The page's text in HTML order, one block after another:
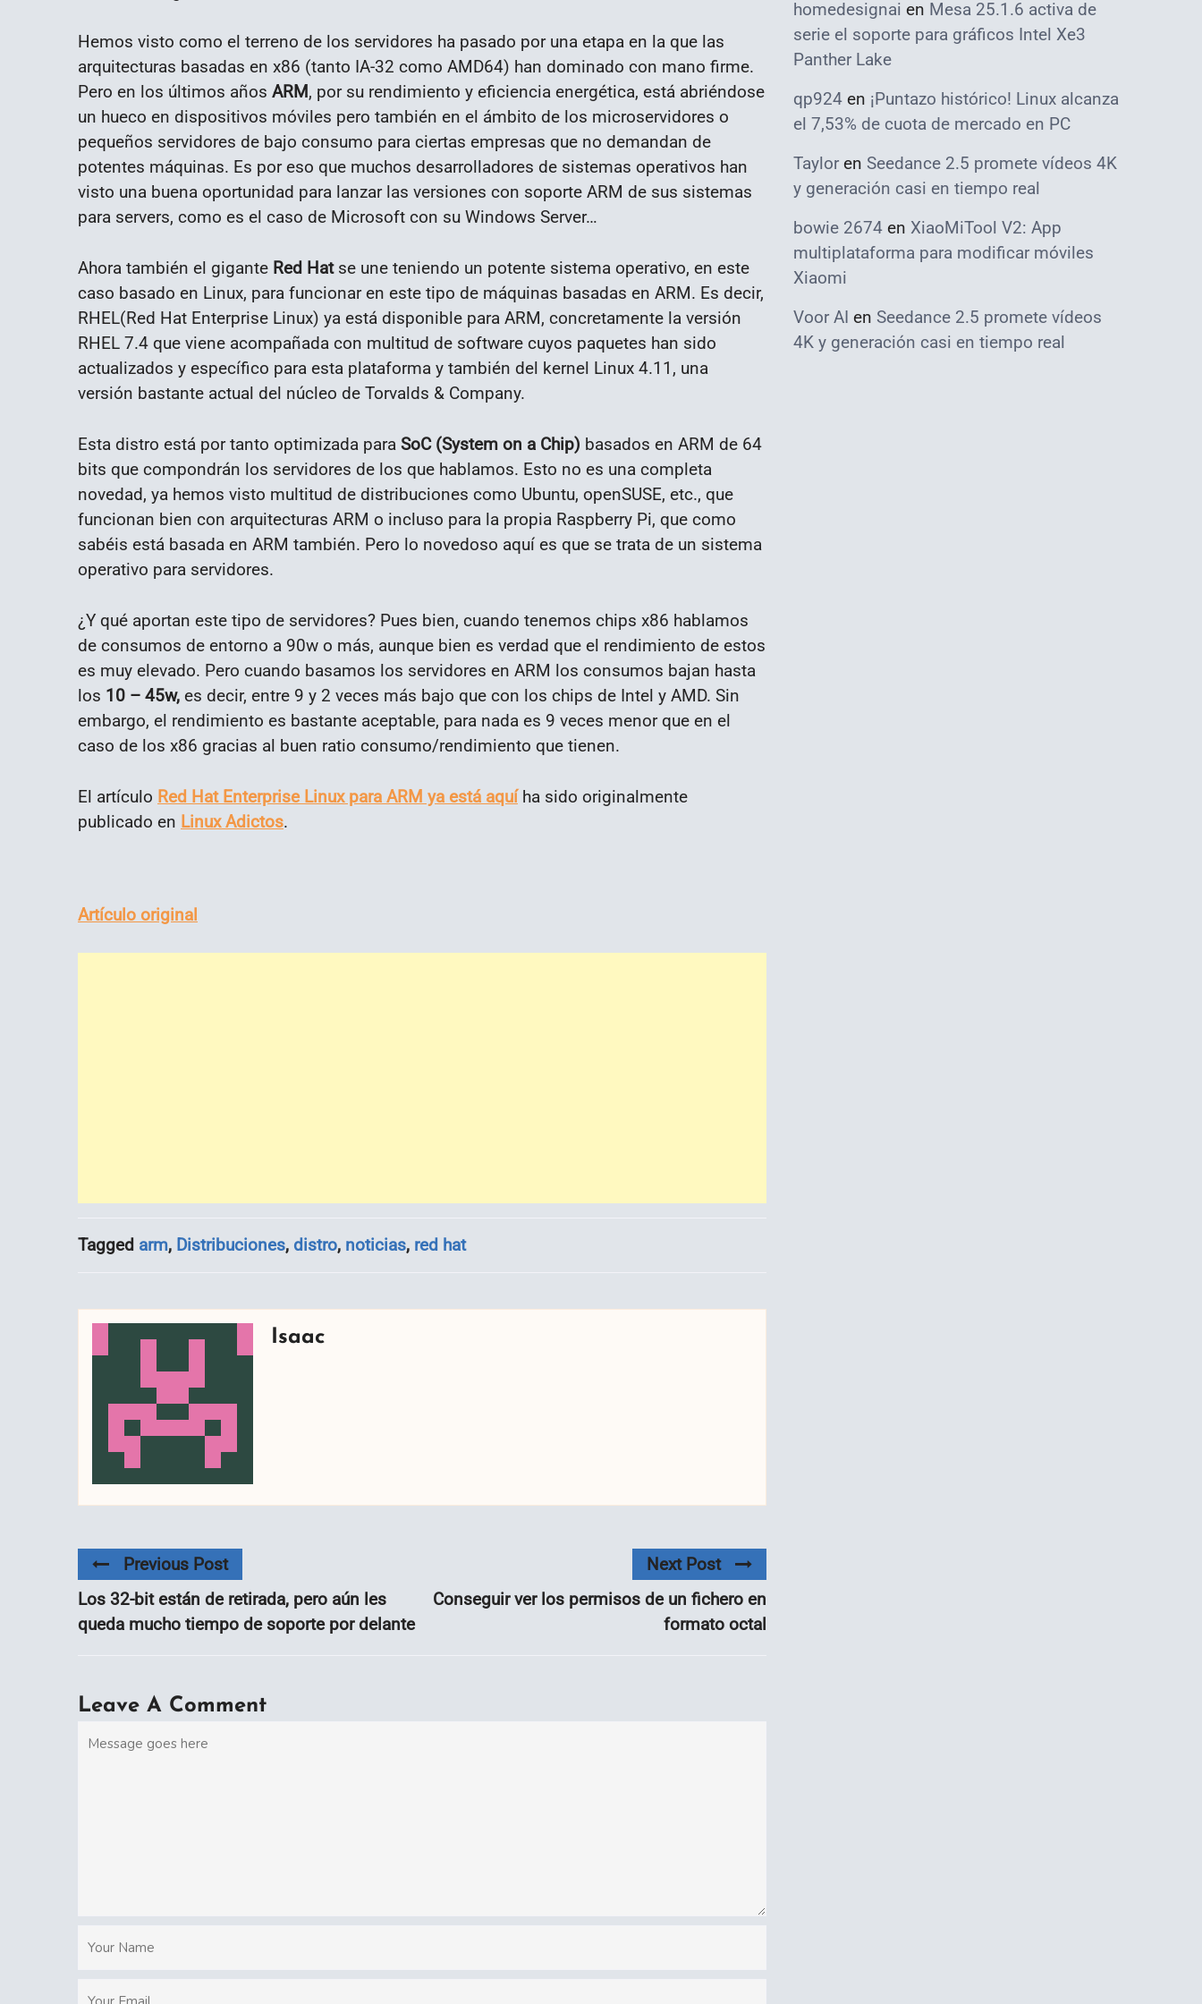
Hemos visto como el terreno de los servidores ha pasado por una etapa en la que las
arquitecturas basadas en x86 (tanto IA-32 como AMD64) han dominado con mano firme.
Pero en los últimos años ARM, por su rendimiento y eficiencia energética, está abriéndose
un hueco en dispositivos móviles pero también en el ámbito de los microservidores o
pequeños servidores de bajo consumo para ciertas empresas que no demandan de
potentes máquinas. Es por eso que muchos desarrolladores de sistemas operativos han
visto una buena oportunidad para lanzar las versiones con soporte ARM de sus sistemas
para servers, como es el caso de Microsoft con su Windows Server…
Ahora también el gigante Red Hatse une teniendo un potente sistema operativo, en este
caso basado en Linux, para funcionar en este tipo de máquinas basadas en ARM. Es decir,
RHEL(Red Hat Enterprise Linux) ya está disponible para ARM, concretamente la versión
RHEL 7.4 que viene acompañada con multitud de software cuyos paquetes han sido
actualizados y específico para esta plataforma y también del kernel Linux 4.11, una
versión bastante actual del núcleo de Torvalds & Company.
Esta distro está por tanto optimizada para SoC (System on a Chip) basados en ARM de 64
bits que compondrán los servidores de los que hablamos. Esto no es una completa
novedad, ya hemos visto multitud de distribuciones como Ubuntu, openSUSE, etc., que
funcionan bien con arquitecturas ARM o incluso para la propia Raspberry Pi, que como
sabéis está basada en ARM también. Pero lo novedoso aquí es que se trata de un sistema
operativo para servidores.
¿Y qué aportan este tipo de servidores? Pues bien, cuando tenemos chips x86 hablamos
de consumos de entorno a 90w o más, aunque bien es verdad que el rendimiento de estos
es muy elevado. Pero cuando basamos los servidores en ARM los consumos bajan hasta
los 10 – 45w, es decir, entre 9 y 2 veces más bajo que con los chips de Intel y AMD. Sin
embargo, el rendimiento es bastante aceptable, para nada es 9 veces menor que en el
caso de los x86 gracias al buen ratio consumo/rendimiento que tienen.
El artículo Red Hat Enterprise Linux para ARM ya está aquíha sido originalmente
publicado en Linux Adictos.
Artículo original
Tagged arm, Distribuciones, distro, noticias, red hat
Isaac
Previous Post
Los 32-bit están de retirada, pero aún les
queda mucho tiempo de soporte por delante
Next Post
Conseguir ver los permisos de un fichero en
formato octal
Leave A Comment
homedesignai en Mesa 25.1.6 activa de
serie el soporte para gráficos Intel Xe3
Panther Lake
qp924 en ¡Puntazo histórico! Linux alcanza
el 7,53% de cuota de mercado en PC
Taylor en Seedance 2.5 promete vídeos 4K
y generación casi en tiempo real
bowie 2674 en XiaoMiTool V2: App
multiplataforma para modificar móviles
Xiaomi
Voor AI en Seedance 2.5 promete vídeos
4K y generación casi en tiempo real